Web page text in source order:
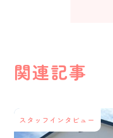
関連記事
スタッフインタビュー